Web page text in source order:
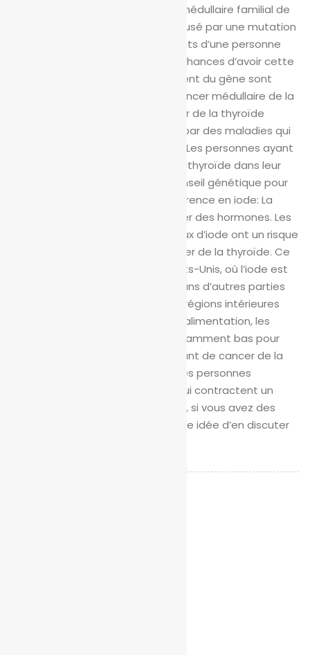
Troubles héréditaires : Le cancer médullaire familial de
la thyroïde est habituellement causé par une mutation
héréditaire du gène RET. Les enfants d’une personne
atteinte de ce gène ont 50% de chances d’avoir cette
mutation. Les personnes qui héritent du gène sont
susceptibles de développer un cancer médullaire de la
thyroïde. D’autres types de cancer de la thyroïde
peuvent également être causés par des maladies qui
se développent dans les familles. Les personnes ayant
des antécédents de cancer de la thyroïde dans leur
famille devraient envisager un conseil génétique pour
Carence en iode: La
thyroïde utilise l’iode pour fabriquer des hormones. Les
personnes ayant de faibles niveaux d’iode ont un risque
plus élevé de développer un cancer de la thyroïde. Ce
facteur de risque est rare aux États-Unis, où l’iode est
souvent ajouté au sel de table. Dans d’autres parties
du monde, en particulier dans les régions intérieures
sans poissons ni crustacés dans l’alimentation, les
niveaux d’iode peuvent être suffisamment bas pour
devenir un facteur de risque courant de cancer de la
Ce ne sont pas toutes les personnes
atteintes de facteurs de risque qui contractent un
cancer de la thyroïde. Cependant, si vous avez des
facteurs de risque, c’est une bonne idée d’en discuter